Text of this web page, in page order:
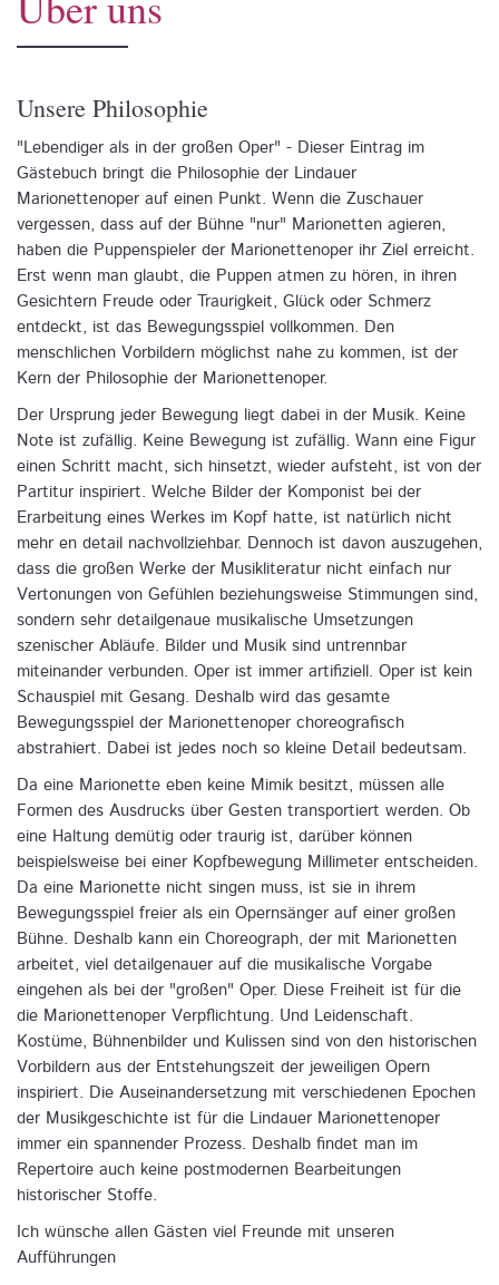
Unsere Philosophie
"Lebendiger als in der großen Oper" - Dieser Eintrag im
Gästebuch bringt die Philosophie der Lindauer
Marionettenoper auf einen Punkt. Wenn die Zuschauer
vergessen, dass auf der Bühne "nur" Marionetten agieren,
haben die Puppenspieler der Marionettenoper ihr Ziel erreicht.
Erst wenn man glaubt, die Puppen atmen zu hören, in ihren
Gesichtern Freude oder Traurigkeit, Glück oder Schmerz
entdeckt, ist das Bewegungsspiel vollkommen. Den
menschlichen Vorbildern möglichst nahe zu kommen, ist der
Kern der Philosophie der Marionettenoper.
Der Ursprung jeder Bewegung liegt dabei in der Musik. Keine
Note ist zufällig. Keine Bewegung ist zufällig. Wann eine Figur
einen Schritt macht, sich hinsetzt, wieder aufsteht, ist von der
Partitur inspiriert. Welche Bilder der Komponist bei der
Erarbeitung eines Werkes im Kopf hatte, ist natürlich nicht
mehr en detail nachvollziehbar. Dennoch ist davon auszugehen,
dass die großen Werke der Musikliteratur nicht einfach nur
Vertonungen von Gefühlen beziehungsweise Stimmungen sind,
sondern sehr detailgenaue musikalische Umsetzungen
szenischer Abläufe. Bilder und Musik sind untrennbar
miteinander verbunden. Oper ist immer artifiziell. Oper ist kein
Schauspiel mit Gesang. Deshalb wird das gesamte
Bewegungsspiel der Marionettenoper choreografisch
abstrahiert. Dabei ist jedes noch so kleine Detail bedeutsam.
Da eine Marionette eben keine Mimik besitzt, müssen alle
Formen des Ausdrucks über Gesten transportiert werden. Ob
eine Haltung demütig oder traurig ist, darüber können
beispielsweise bei einer Kopfbewegung Millimeter entscheiden.
Da eine Marionette nicht singen muss, ist sie in ihrem
Bewegungsspiel freier als ein Opernsänger auf einer großen
Bühne. Deshalb kann ein Choreograph, der mit Marionetten
arbeitet, viel detailgenauer auf die musikalische Vorgabe
eingehen als bei der "großen" Oper. Diese Freiheit ist für die
die Marionettenoper Verpflichtung. Und Leidenschaft.
Kostüme, Bühnenbilder und Kulissen sind von den historischen
Vorbildern aus der Entstehungszeit der jeweiligen Opern
inspiriert. Die Auseinandersetzung mit verschiedenen Epochen
der Musikgeschichte ist für die Lindauer Marionettenoper
immer ein spannender Prozess. Deshalb findet man im
Repertoire auch keine postmodernen Bearbeitungen
historischer Stoffe.
Ich wünsche allen Gästen viel Freunde mit unseren
Aufführungen